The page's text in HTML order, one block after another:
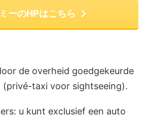
ーのHPはこちら
de overheid goedgekeurde
taxi voor sightseeing).
u kunt exclusief een auto